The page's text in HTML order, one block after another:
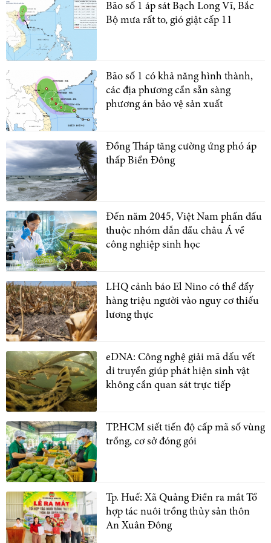
Bão số 1 áp sát Bạch Long Vĩ, Bắc
Bộ mưa rất to, gió giật cấp 11
Bão số 1 có khả năng hình thành,
các địa phương cần sẵn sàng
phương án bảo vệ sản xuất
Đồng Tháp tăng cường ứng phó áp
thấp Biển Đông
Đến năm 2045, Việt Nam phấn đấu
thuộc nhóm dẫn đầu châu Á về
công nghiệp sinh học
LHQ cảnh báo El Nino có thể đẩy
hàng triệu người vào nguy cơ thiếu
lương thực
eDNA: Công nghệ giải mã dấu vết
di truyền giúp phát hiện sinh vật
không cần quan sát trực tiếp
TP.HCM siết tiến độ cấp mã số vùng
trồng, cơ sở đóng gói
Tp. Huế: Xã Quảng Điền ra mắt Tổ
hợp tác nuôi trồng thủy sản thôn
An Xuân Đông